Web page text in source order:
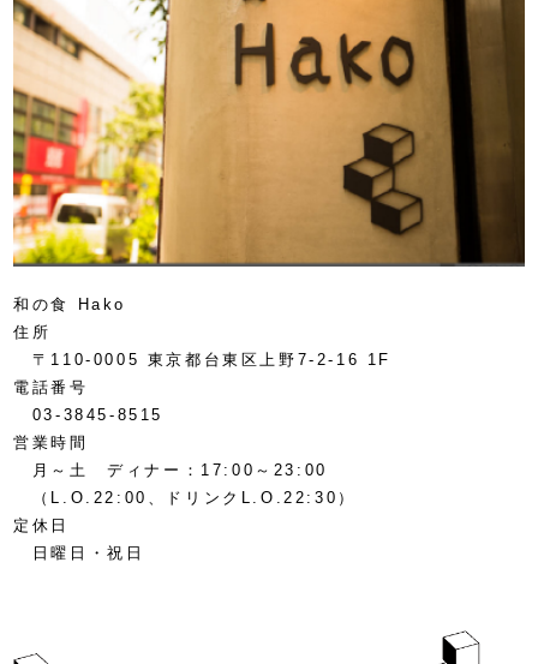
和の食 Hako
住所
〒110-0005 東京都台東区上野7-2-16 1F
電話番号
03-3845-8515
営業時間
月～土 ディナー：17:00～23:00
（L.O.22:00、ドリンクL.O.22:30）
定休日
日曜日・祝日